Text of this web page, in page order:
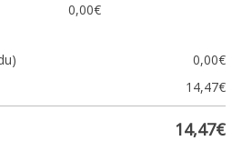
0,00€
0,00€
14,47€
14,47€